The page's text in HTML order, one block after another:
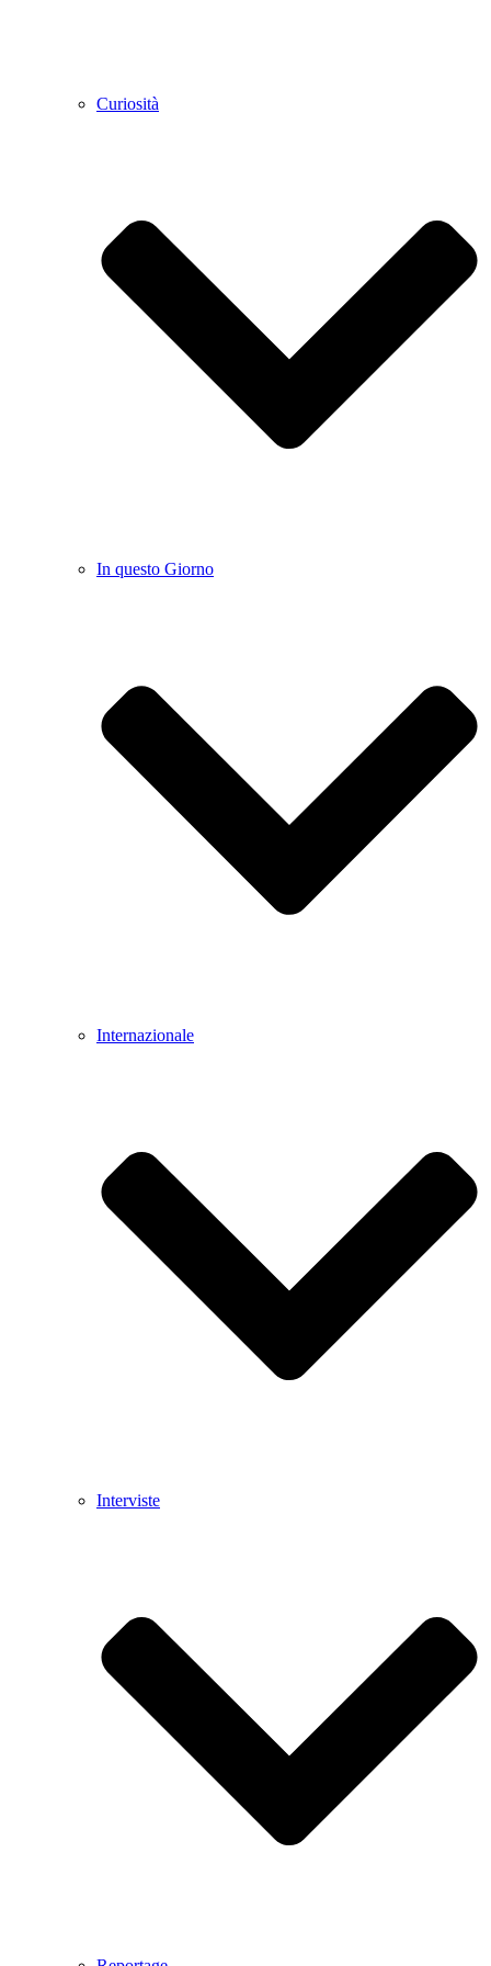
Curiosità
In questo Giorno
Internazionale
Interviste